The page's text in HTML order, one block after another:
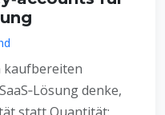
kaufbereiten
denke,